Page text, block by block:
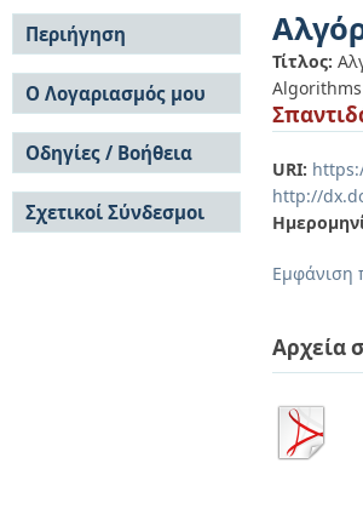
Τίτλος:
URI:
http://
Εμφάνιση
Αρχεία
Περιήγηση
Σε όλο το DSpace
Κοινότητες & Συλλογές
Ανά Ημερομηνία
Έκδοσης
Συγγραφείς
Τίτλοι
Θέματα
Ο Λογαριασμός μου
Σύνδεση
Εγγραφή
Οδηγίες / Βοήθεια
Οδηγίες Υποβολής
Οδηγίες Χρήσης ΙΑ
Συχνές Ερωτήσεις
Σχετικοί Σύνδεσμοι